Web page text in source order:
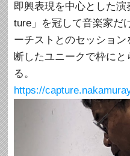
即興表現を中心とした
ture」を冠して音楽家だ
ーチストとのセッショ
断したユニークで枠に
る。
https://